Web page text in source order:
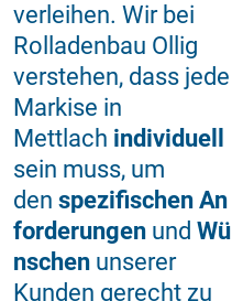
verleihen. Wir bei
Rolladenbau Ollig
verstehen, dass jede
Markise in
Mettlach individuell
sein muss, um
den spezifischen An
forderungen und Wü
nschen unserer
Kunden gerecht zu